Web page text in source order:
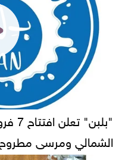
الشمالي ومرسى مطروح